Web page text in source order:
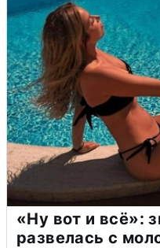
«Ну вот и всё»:
развелась с